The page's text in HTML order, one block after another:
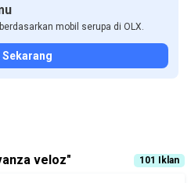
mobil serupa di OLX.
Sekarang
veloz" 101 Iklan